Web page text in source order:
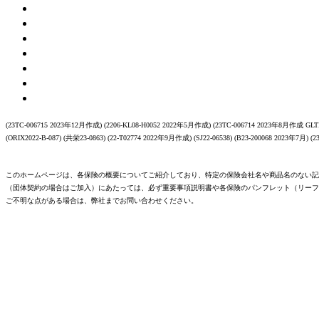
(23TC-006715 2023年12月作成) (2206-KL08-H0052 2022年5月作成) (23TC-006714 2023年8月作成
(ORIX2022-B-087) (共栄23-0863) (22-T02774 2022年9月作成) (SJ22-06538) (B23-200068 2023年7月)
このホームページは、各保険の概要についてご紹介しており、特定の保険会社名や商品名のな
（団体契約の場合はご加入）にあたっては、必ず重要事項説明書や各保険のパンフレット（リー
ご不明な点がある場合は、弊社までお問い合わせください。